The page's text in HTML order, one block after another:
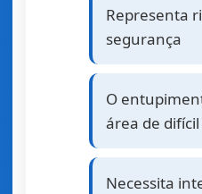
Representa
segurança
O
área de difícil
Necessita